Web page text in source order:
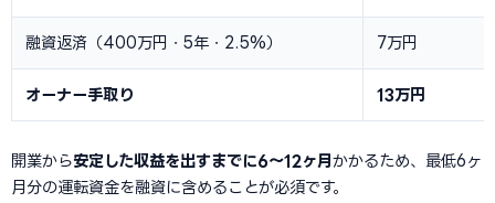
融資返済（400万円・5年・2.5%） 7万円
オーナー手取り 13万円
開業から安定した収益を出すまでに6〜12ヶ月 かかるため、最低6ヶ
月分の運転資金を融資に含めることが必須です。